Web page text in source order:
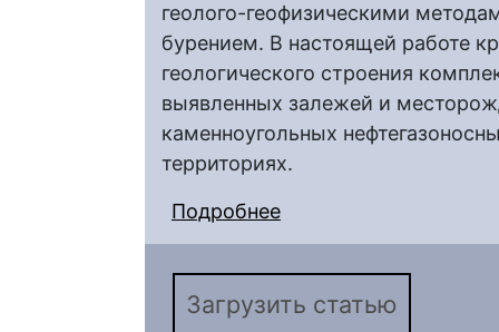
геолого-геофизическими
бурением. В настоящей работе
геологического строения
выявленных залежей и
каменноугольных
территориях.
Подробнее
Чембарско-
мегапрогиба
Загрузить статью